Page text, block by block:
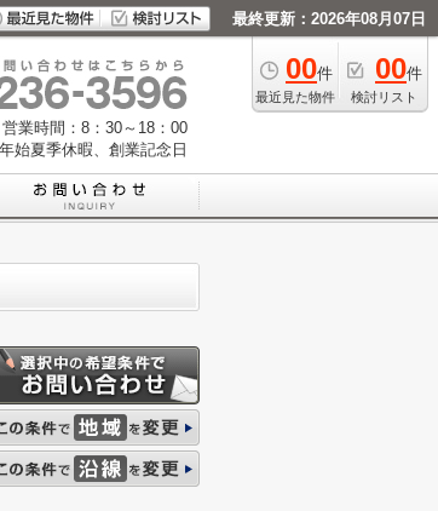
最終更新：2026年08月07日
00件
最近見た物件
00件
検討リスト
営業時間：8：30～18：00
始夏季休暇、創業記念日